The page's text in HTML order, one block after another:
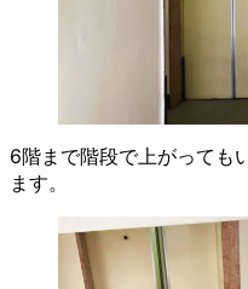
6階まで階段で上がっても
ます。